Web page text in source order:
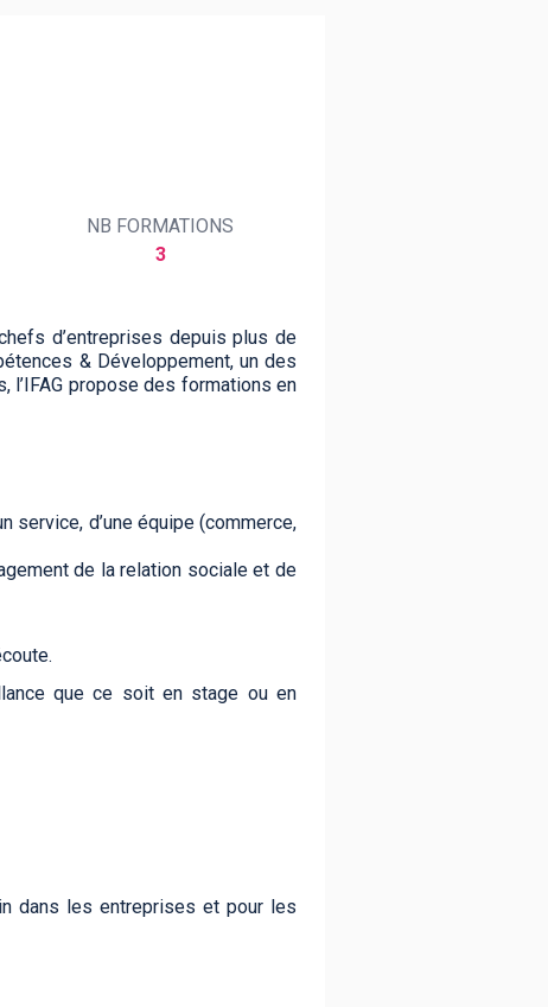
NB FORMATIONS
3
d’entreprises depuis plus de
& Développement, un des
l’IFAG propose des formations en
service, d’une équipe (commerce,
de la relation sociale et de
que ce soit en stage ou en
dans les entreprises et pour les